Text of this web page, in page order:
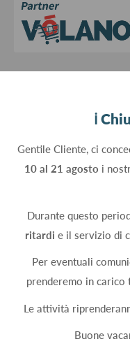
ℹ️
Gentile Cliente, ci
10 al 21 agosto i
Durante questo
ritardi e il servizio di
Per eventuali
prenderemo in
Le attività
Buone
Aggiorna le preferenze
C.Fisc. P.IVA 09934830960
Seguici
Accettiamo
© 2026 DEVCOshop
Metodi di pagamento attivi